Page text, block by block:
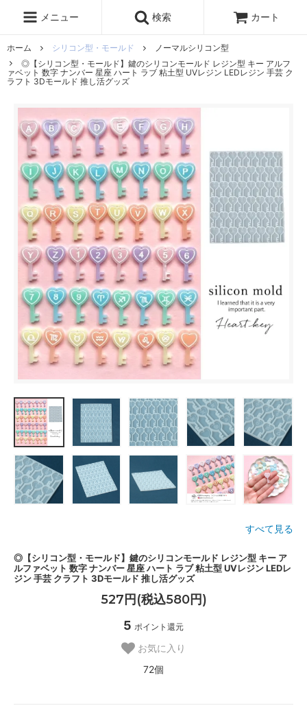
メニュー 検索 カート
ホーム シリコン型・モールド
ノーマルシリコン型
◎【シリコン型・モールド】鍵のシリコンモールド レジン型 キー アルフ
ァベット 数字 ナンバー 星座 ハート ラブ 粘土型 UVレジン LEDレジン 手芸 ク
ラフト 3Dモールド 推し活グッズ
すべて見る
◎【シリコン型・モールド】鍵のシリコンモールド レジン型 キー ア
ルファベット 数字 ナンバー 星座 ハート ラブ 粘土型 UVレジン LEDレ
ジン 手芸 クラフト 3Dモールド 推し活グッズ
527円(税込580円)
5 ポイント還元
お気に入り
72個